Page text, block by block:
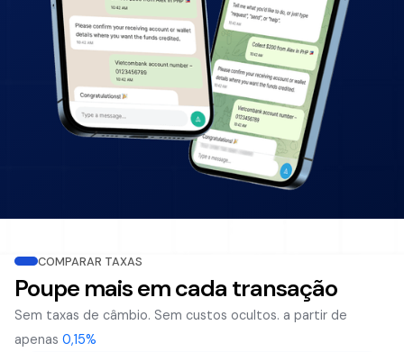
COMPARAR TAXAS
Poupe mais em cada transação
Sem taxas de câmbio. Sem custos ocultos. a partir de
apenas 0,15%